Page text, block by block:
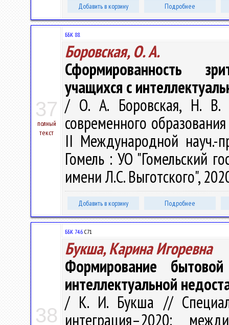
Добавить в корзину Подробнее
37
полный
текст
ББК 88.
Боровская, О. А.
Сформированность
учащихся с
/ О. А. Боровская, Н. В.
современного
II Международной науч.-
Гомель : УО "Гомельский
имени Л.С. Выготского",
Добавить в корзину Подробнее
38
ББК 74.6 С71
Букша, Карина Игоревна
Формирование
интеллектуальной
/ К. И. Букша //
интеграция–2020: